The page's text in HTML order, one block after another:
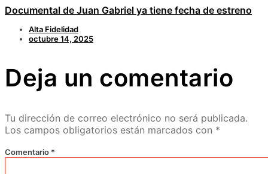
Documental de Juan Gabriel ya tiene fecha de estreno
Alta Fidelidad
octubre 14, 2025
Deja un comentario
Tu dirección de correo electrónico no será publicada.
Los campos obligatorios están marcados con *
Comentario *